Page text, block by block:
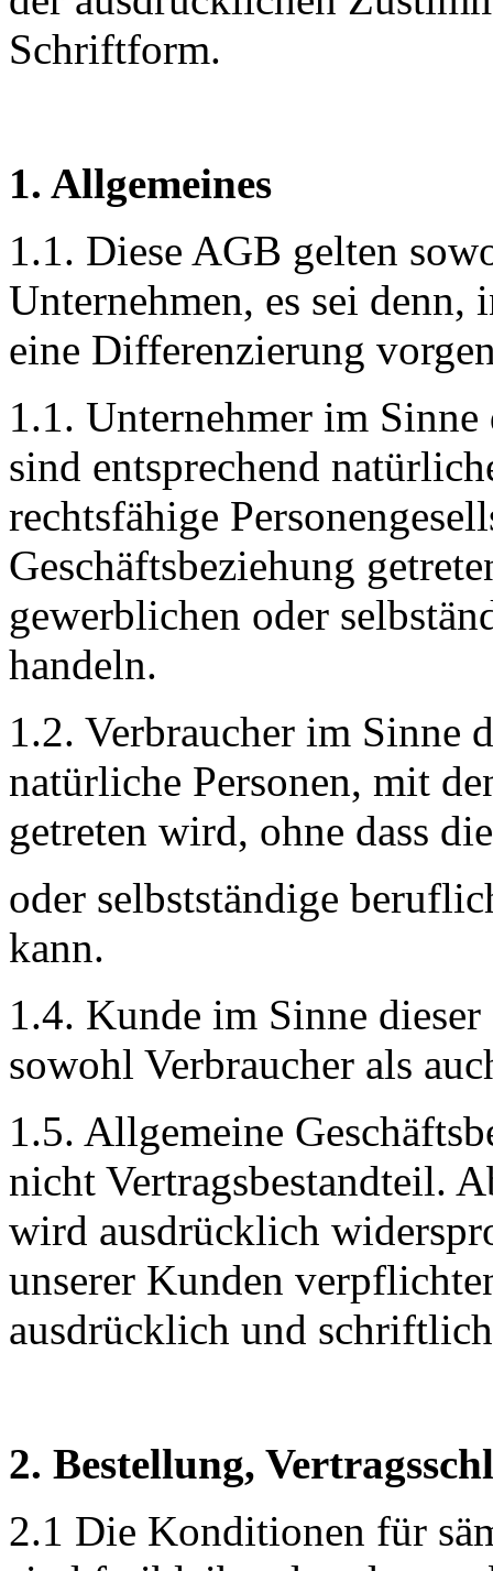
Schriftform.
1. Allgemeines
1.1. Diese AGB gelten
Unternehmen, es sei
eine Differenzierung
1.1. Unternehmer im
sind entsprechend
rechtsfähige
Geschäftsbeziehung
gewerblichen oder
handeln.
1.2. Verbraucher im Sinne
natürliche Personen, mit
getreten wird, ohne dass
oder selbstständige
kann.
1.4. Kunde im Sinne
sowohl Verbraucher als
1.5. Allgemeine
nicht Vertragsbestandteil.
wird ausdrücklich
unserer Kunden
ausdrücklich und
2. Bestellung,
2.1 Die Konditionen für